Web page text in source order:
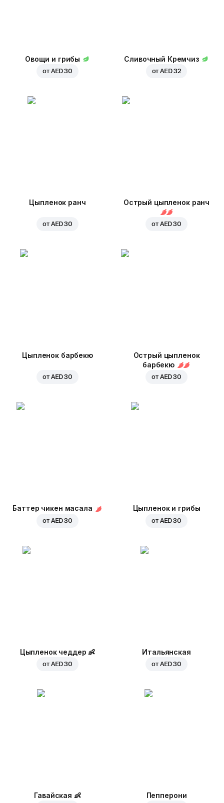
Овощи и грибы
от AED 30
Сливочный Кремчиз
отAED 32
Цыпленок ранч
от AED 30
Острый цыпленок ранч
от AED 30
Цыпленок барбекю
от AED 30
Острый цыпленок
барбекю
от AED 30
Баттер чикен масала
от AED 30
Цыпленок и грибы
от AED 30
Цыпленок чеддер 👶
от AED 30
Итальянская
от AED 30
Гавайская 👶 Пепперони